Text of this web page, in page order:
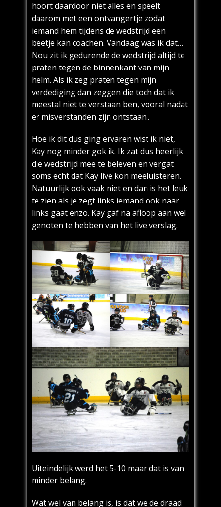
hoort daardoor niet alles en speelt
daarom met een ontvangertje zodat
iemand hem tijdens de wedstrijd een
beetje kan coachen. Vandaag was ik dat…
Nou zit ik gedurende de wedstrijd altijd te
praten tegen de binnenkant van mijn
helm. Als ik zeg praten tegen mijn
verdediging dan zeggen die toch dat ik
meestal niet te verstaan ben, vooral nadat
er misverstanden zijn ontstaan..
Hoe ik dit dus ging ervaren wist ik niet,
Kay nog minder gok ik. Ik zat dus heerlijk
die wedstrijd mee te beleven en vergat
soms echt dat Kay live kon meeluisteren.
Natuurlijk ook vaak niet en dan is het leuk
te zien als je zegt links iemand ook naar
links gaat enzo. Kay gaf na afloop aan wel
genoten te hebben van het live verslag.
Uiteindelijk werd het 5-10 maar dat is van
minder belang.
Wat wel van belang is, is dat we de draad